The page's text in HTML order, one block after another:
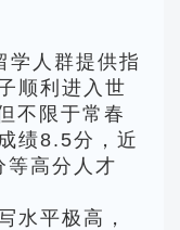
学人群提供指
顺利进入世
不限于常春
绩8.5分，近
等高分人才
水平极高，